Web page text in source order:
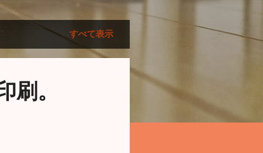
すべて表示
。